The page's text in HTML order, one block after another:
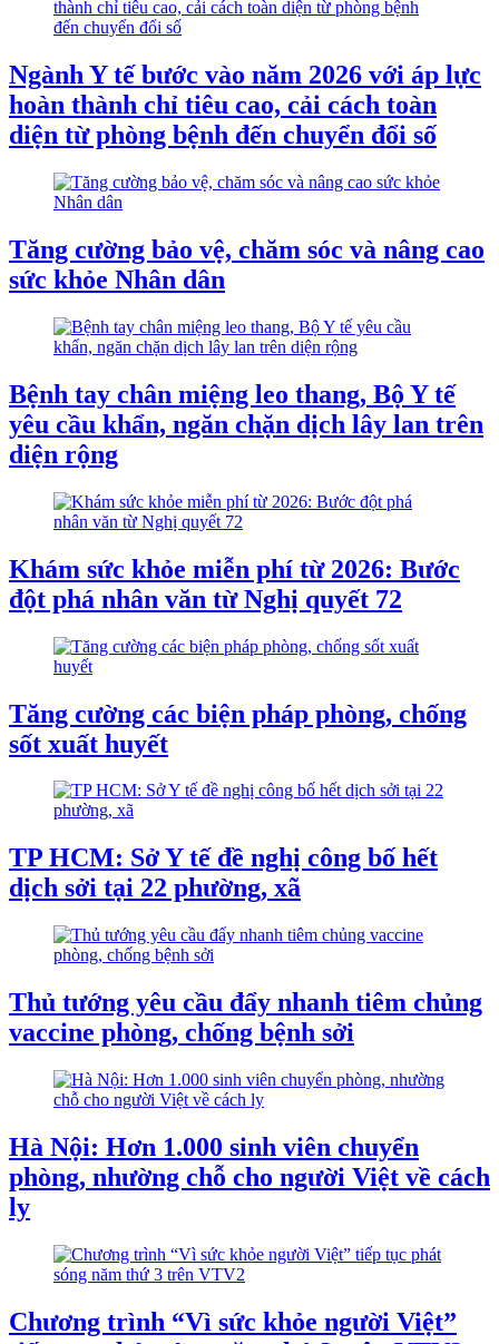
Ngành Y tế bước vào năm 2026 với áp lực
hoàn thành chỉ tiêu cao, cải cách toàn
diện từ phòng bệnh đến chuyển đổi số
Tăng cường bảo vệ, chăm sóc và nâng cao
sức khỏe Nhân dân
Bệnh tay chân miệng leo thang, Bộ Y tế
yêu cầu khẩn, ngăn chặn dịch lây lan trên
diện rộng
Khám sức khỏe miễn phí từ 2026: Bước
đột phá nhân văn từ Nghị quyết 72
Tăng cường các biện pháp phòng, chống
sốt xuất huyết
TP HCM: Sở Y tế đề nghị công bố hết
dịch sởi tại 22 phường, xã
Thủ tướng yêu cầu đẩy nhanh tiêm chủng
vaccine phòng, chống bệnh sởi
Hà Nội: Hơn 1.000 sinh viên chuyển
phòng, nhường chỗ cho người Việt về cách
ly
Chương trình “Vì sức khỏe người Việt”